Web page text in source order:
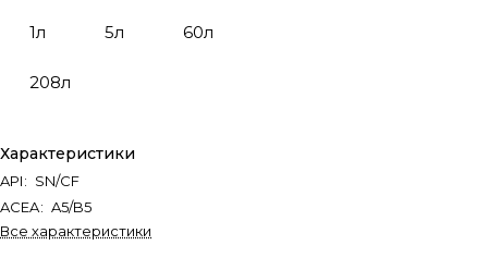
1л 5л 60л
208л
Характеристики
API: SN/CF
ACEA: A5/B5
Все характеристики